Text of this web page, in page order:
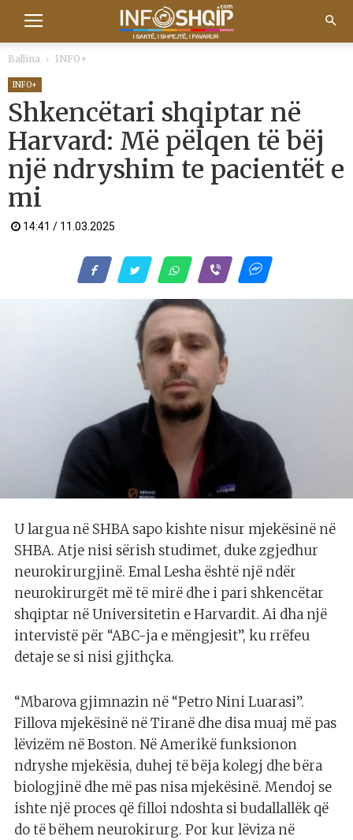
Ballina INFO+
INFO+
Shkencëtari shqiptar në
Harvard: Më pëlqen të bëj
një ndryshim te pacientët e
mi
14:41 / 11.03.2025
U largua në SHBA sapo kishte nisur mjekësinë në
SHBA. Atje nisi sërish studimet, duke zgjedhur
neurokirurgjinë. Emal Lesha është një ndër
neurokirurgët më të mirë dhe i pari shkencëtar
shqiptar në Universitetin e Harvardit. Ai dha një
intervistë për “ABC-ja e mëngjesit”, ku rrëfeu
detaje se si nisi gjithçka.
“Mbarova gjimnazin në “Petro Nini Luarasi”.
Fillova mjekësinë në Tiranë dhe disa muaj më pas
lëvizëm në Boston. Në Amerikë funksionon
ndryshe mjekësia, duhej të bëja kolegj dhe bëra
biologjinë dhe më pas nisa mjekësinë. Mendoj se
ishte një proces që filloi ndoshta si budallallëk që
do të bëhem neurokirurg. Por kur lëviza në